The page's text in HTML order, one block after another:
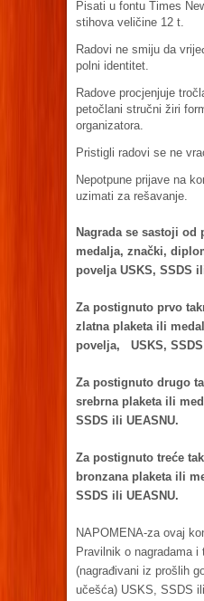
Pisati u fontu Times
stihova veličine 12 t.
Radovi ne smiju da
polni identitet.
Radove procjenjuje
petočlani stručni žiri
organizatora.
Pristigli radovi se ne
Nepotpune prijave na
uzimati za rešavanje.
Nagrada se sastoji od
medalja, znački,
povelja USKS, SSDS
Za postignuto prvo
zlatna plaketa ili
povelja, USKS,
Za postignuto drugo
srebrna plaketa ili
SSDS ili UEASNU.
Za postignuto treće
bronzana plaketa ili
SSDS ili UEASNU.
NAPOMENA-za ovaj
Pravilnik o nagradama i
(nagrađivani iz prošlih
učešća) USKS, SSDS